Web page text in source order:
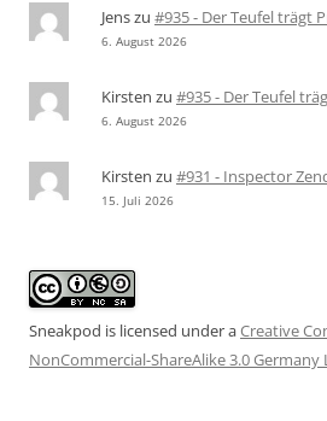
Jenszu #935 - Der Teufel trägt
6. August 2026
Kirsten zu #935 - Der Teufel
6. August 2026
Kirsten zu #931 - Inspector
15. Juli 2026
Sneakpod is licensed under aCreative
NonCommercial-ShareAlike 3.0 Germany